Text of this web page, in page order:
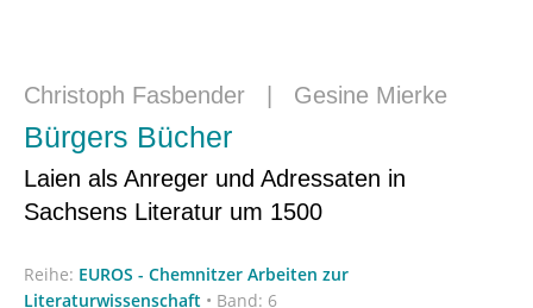
Christoph Fasbender Gesine Mierke
Bürgers Bücher
Laien als Anreger und Adressaten in
Sachsens Literatur um 1500
Reihe: EUROS - Chemnitzer Arbeiten zur
Literaturwissenschaft • Band: 6